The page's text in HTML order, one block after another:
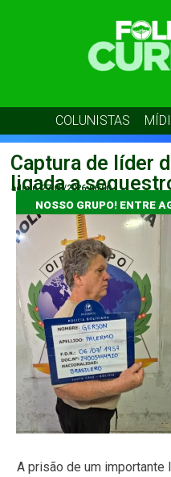
COLUNISTAS
Captura de líder
ligada a
admin 27/05/2026 06:00
NOSSO GRUPO! ENTRE
A prisão de um importante